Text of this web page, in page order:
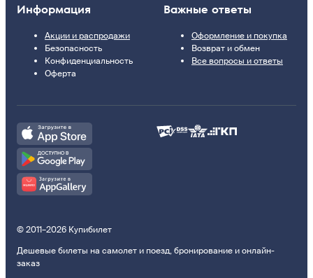
Информация
Акции и распродажи
Безопасность
Конфиденциальность
Оферта
Важные ответы
Оформление и покупка
Возврат и обмен
Все вопросы и ответы
© 2011–2026 Купибилет
Дешевые билеты на самолет и поезд, бронирование и онлайн-
заказ